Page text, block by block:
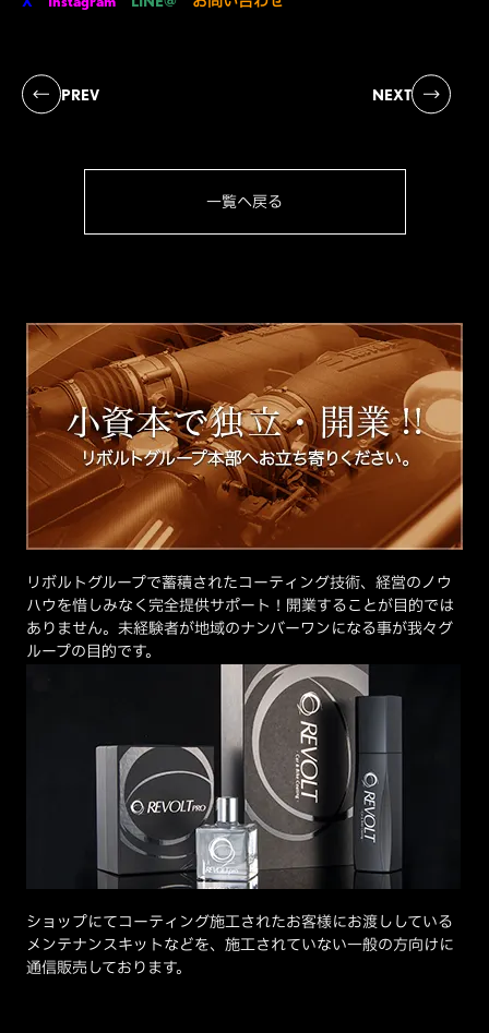
PREV NEXT
一覧へ戻る
リボルトグループで蓄積されたコーティング技術、経営のノウ
ハウを惜しみなく完全提供サポート！開業することが目的では
ありません。未経験者が地域のナンバーワンになる事が我々グ
ループの目的です。
ショップにてコーティング施工されたお客様にお渡ししている
メンテナンスキットなどを、施工されていない一般の方向けに
通信販売しております。